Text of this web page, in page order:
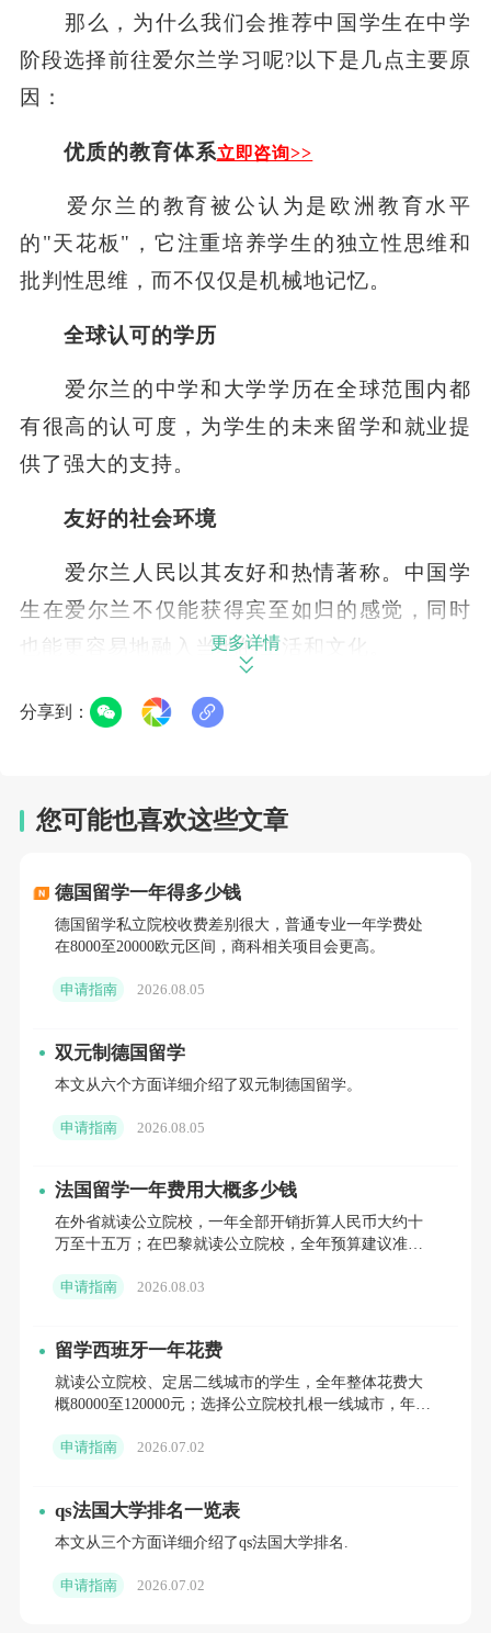
那么，为什么我们会推荐中国学生在中学
阶段选择前往爱尔兰学习呢?以下是几点主要原
因：
优质的教育体系立即咨询>>
爱尔兰的教育被公认为是欧洲教育水平
的"天花板"，它注重培养学生的独立性思维和
批判性思维，而不仅仅是机械地记忆。
全球认可的学历
爱尔兰的中学和大学学历在全球范围内都
有很高的认可度，为学生的未来留学和就业提
供了强大的支持。
友好的社会环境
爱尔兰人民以其友好和热情著称。中国学
生在爱尔兰不仅能获得宾至如归的感觉，同时
也能更容易地融入当地的生活和文化。
英语沉浸式环境立即咨询>>
这对于英语能力的提高大有裨益。
文化和历史的丰富性
爱尔兰有着深厚的文化底蕴和历史遗产。
学生可以在学习之余，亲自体验和了解这片古
相对较低的生活成本
相较于一些其他欧洲国家，爱尔兰的生活
活性。一年的中学花费大致在20万-30万人民币
左右(根据选择的学校及住宿类型决定)
地理位置优越立即咨询>>
坐落于欧洲的西端，爱尔兰不仅与英国相
近，还便于前往欧洲大陆进行旅行和学习交
流。
地，不仅能让学生受益于其高水平的教育体
系，更能在一个友好、开放和文化丰富的环境
中成长。
更多详情
分享到：
您可能也喜欢这些文章
德国留学一年得多少钱
德国留学私立院校收费差别很大，普通专业一年学费处
在8000至20000欧元区间，商科相关项目会更高。
申请指南 2026.08.05
双元制德国留学
本文从六个方面详细介绍了双元制德国留学。
申请指南 2026.08.05
法国留学一年费用大概多少钱
在外省就读公立院校，一年全部开销折算人民币大约十
万至十五万；在巴黎就读公立院校，全年预算建议准备
异，一年总支出普
申请指南 2026.08.03
留学西班牙一年花费
就读公立院校、定居二线城市的学生，全年整体花费大
概80000至120000元；选择公立院校扎根一线城市，年开
申请指南 2026.07.02
qs法国大学排名一览表
本文从三个方面详细介绍了qs法国大学排名.
申请指南 2026.07.02